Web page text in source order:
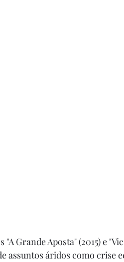
Grande Aposta" (2015) e
assuntos áridos como crise